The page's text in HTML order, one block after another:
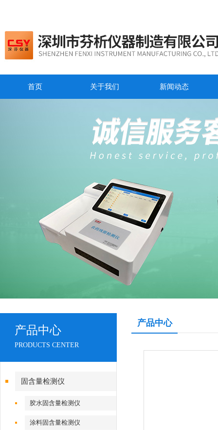
首页 关于我们 新闻动态
产品中心
PRODUCTS CENTER
固含量检测仪
胶水固含量检测仪
涂料固含量检测仪
产品中心